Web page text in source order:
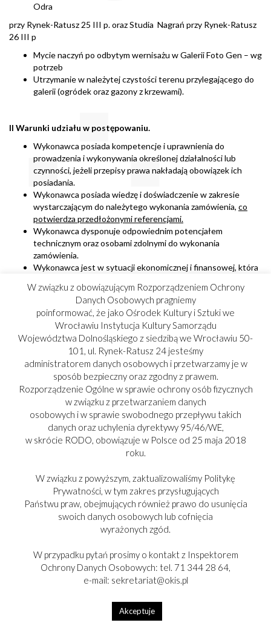
Odra
przy Rynek-Ratusz 25 III p. oraz Studia Nagrań przy Rynek-Ratusz
26 III p
Mycie naczyń po odbytym wernisażu w Galerii Foto Gen – wg
potrzeb
Utrzymanie w należytej czystości terenu przylegającego do
galerii (ogródek oraz gazony z krzewami).
II Warunki udziału w postępowaniu.
Wykonawca posiada kompetencje i uprawnienia do
prowadzenia i wykonywania określonej działalności lub
czynności, jeżeli przepisy prawa nakładają obowiązek ich
posiadania.
Wykonawca posiada wiedzę i doświadczenie w zakresie
wystarczającym do należytego wykonania zamówienia, co
potwierdza przedłożonymi referencjami.
Wykonawca dysponuje odpowiednim potencjałem
technicznym oraz osobami zdolnymi do wykonania
zamówienia.
Wykonawca jest w sytuacji ekonomicznej i finansowej, która
Wykonawca nie jest powiązany osobowo lub kapitałowo z
zamawiającym.
III Termin składania ofert.
Termin składania ofert do dnia 25.01.2021 r do godz. 10.00
Oferty złożone po wskazanym terminie nie będą
rozpatrywane.
IV Odrzuceniu podlegają oferty:
Których treść nie odpowiada treści zapytania ofertowego
Złożone przez oferenta niespełniającego warunków,
określonych w zapytaniu ofertowym
Złożone po terminie składania ofert
V Informacje dotyczące wyboru najkorzystniejszej oferty.
O wyborze najkorzystniejszej oferty zamawiający zawiadomi
mailowo wszystkich potencjalnych wykonawców, do których
Nie dopuszcza się składania ofert częściowych.
Zamawiający zastrzega możliwość unieważnienia
postępowania bez podania przyczyny.
wykonawcą zostanie podpisana umowa
W związku z obowiązującym Rozporządzeniem Ochrony
Danych Osobowych pragniemy
poinformować, że jako Ośrodek Kultury i Sztuki we
Wrocławiu Instytucja Kultury Samorządu
Województwa Dolnośląskiego z siedzibą we Wrocławiu 50-
101, ul. Rynek-Ratusz 24 jesteśmy
administratorem danych osobowych i przetwarzamy je w
sposób bezpieczny oraz zgodny z prawem.
Rozporządzenie Ogólne w sprawie ochrony osób fizycznych
w związku z przetwarzaniem danych
osobowych i w sprawie swobodnego przepływu takich
danych oraz uchylenia dyrektywy 95/46/WE,
w skrócie RODO, obowiązuje w Polsce od 25 maja 2018
roku.
W związku z powyższym, zaktualizowaliśmy Politykę
Prywatności, w tym zakres przysługujących
Państwu praw, obejmujących również prawo do usunięcia
swoich danych osobowych lub cofnięcia
wyrażonych zgód.
W przypadku pytań prosimy o kontakt z Inspektorem
Ochrony Danych Osobowych: tel. 71 344 28 64,
e-mail: sekretariat@okis.pl
Akceptuje